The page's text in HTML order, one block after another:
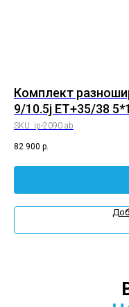
Комплект
9/10.5j ET+35/38
SKU: ip-2090 ab
82 900 р.